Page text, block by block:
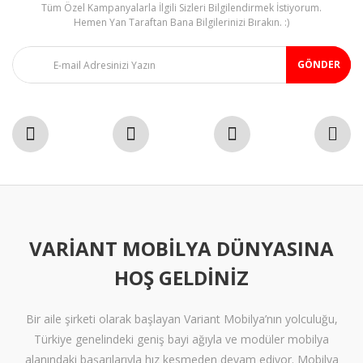
Gönder
Tüm Özel Kampanyalarla İlgili Sizleri Bilgilendirmek İstiyorum.
Hemen Yan Taraftan Bana Bilgilerinizi Bırakın. :)
GÖNDER
VARIANT MOBILYA DÜNYASINA
HOŞ GELDINIZ
Bir aile şirketi olarak başlayan Variant Mobilya’nın yolculuğu,
Türkiye genelindeki geniş bayi ağıyla ve modüler mobilya
alanındaki başarılarıyla hız kesmeden devam ediyor. Mobilya